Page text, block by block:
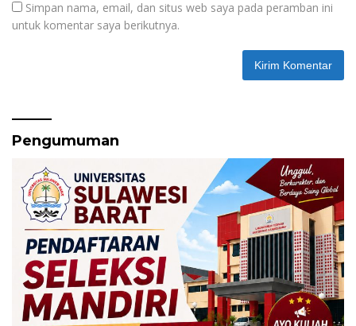
Simpan nama, email, dan situs web saya pada peramban ini
untuk komentar saya berikutnya.
Pengumuman